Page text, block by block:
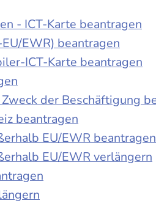
- ICT-Karte beantragen
EWR) beantragen
ICT-Karte beantragen
der Beschäftigung
beantragen
EU/EWR beantragen
EU/EWR verlängern